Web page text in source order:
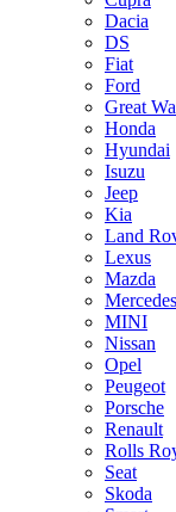
Dacia
DS
Fiat
Ford
Great
Honda
Hyundai
Isuzu
Jeep
Kia
Land
Lexus
Mazda
MINI
Nissan
Opel
Peugeot
Porsche
Renault
Rolls
Seat
Skoda